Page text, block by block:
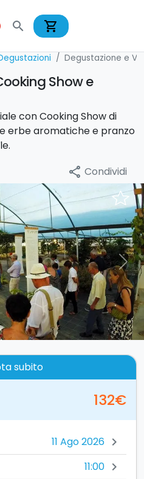
search shopping_cart
Degustazione e
Show e
con Cooking Show di
erbe aromatiche e pranzo
share Condividi
Next
subito
132€
chevron_right
11:00 chevron_right